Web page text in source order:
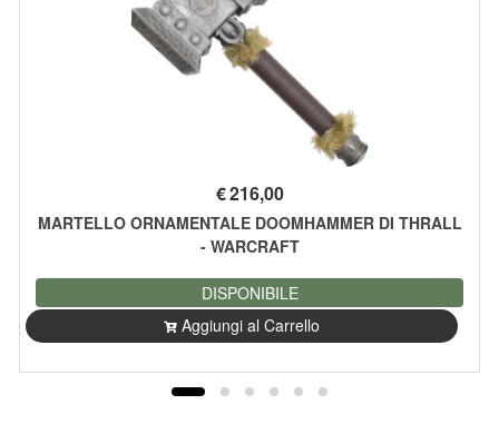
€216,00
MARTELLO ORNAMENTALE DOOMHAMMER DI THRALL
- WARCRAFT
DISPONIBILE
Aggiungi al Carrello